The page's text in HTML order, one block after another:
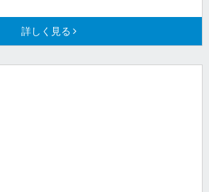
詳しく見る